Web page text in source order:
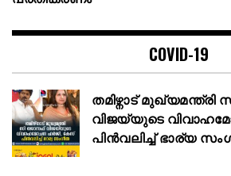
COVID-19
തമിഴ്നാട്
വിജയ്‌യുടെ
പിൻവലിച്ച് ഭാര്യ